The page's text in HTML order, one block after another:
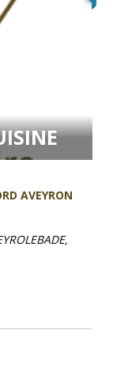
AVEYRON